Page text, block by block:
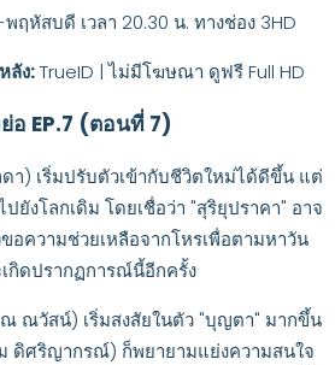
ฤหัสบดี เวลา 20.30 น. ทางช่อง 3HD
ลัง:TrueID | ไม่มีโฆษณา ดูฟรี Full HD
ย่อ EP.7 (ตอนที่ 7)
า) เริ่มปรับตัวเข้ากับชีวิตใหม่ได้ดีขึ้น แต่
ยังโลกเดิม โดยเชื่อว่า "สุริยุปราคา" อาจ
อความช่วยเหลือจากโหรเพื่อตามหาวัน
เกิดปรากฏการณ์นี้อีกครั้ง
ณวัสน์) เริ่มสงสัยในตัว "บุญตา" มากขึ้น
ดิศริญากรณ์) ก็พยายามแย่งความสนใจ